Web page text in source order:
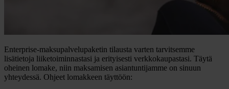
Enterprise-maksupalvelupaketin tilausta varten tarvitsemme
lisätietoja liiketoiminnastasi ja erityisesti verkkokaupastasi. Täytä
oheinen lomake, niin maksamisen asiantuntijamme on sinuun
yhteydessä. Ohjeet lomakkeen täyttöön: